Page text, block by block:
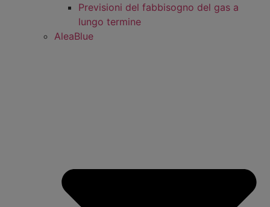
Previsioni del fabbisogno del gas a
lungo termine
AleaBlue